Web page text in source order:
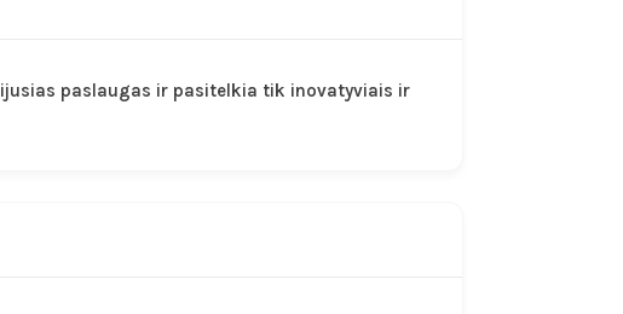
paslaugas ir pasitelkia tik inovatyviais ir